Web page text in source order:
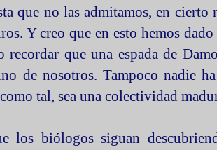
que no las admitamos, en cierto
Y creo que en esto hemos dado
recordar que una espada de
de nosotros. Tampoco nadie
tal, sea una colectividad
los biólogos siguan